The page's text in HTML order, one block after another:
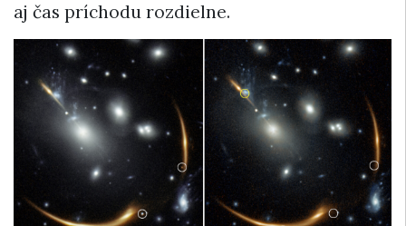
aj čas príchodu rozdielne.